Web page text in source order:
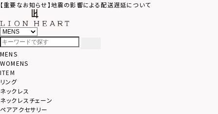
【重要なお知らせ】地震の影響による配送遅延について
MENS
WOMENS
ITEM
リング
ネックレス
ネックレスチェーン
ペアアクセサリー